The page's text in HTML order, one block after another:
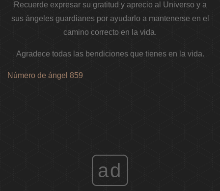
Recuerde expresar su gratitud y aprecio al Universo y a
sus ángeles guardianes por ayudarlo a mantenerse en el
camino correcto en la vida.
Agradece todas las bendiciones que tienes en la vida.
Número de ángel 859
ad